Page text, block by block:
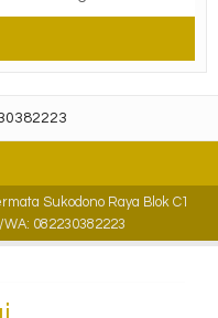
Sukodono Raya Blok C1
082230382223